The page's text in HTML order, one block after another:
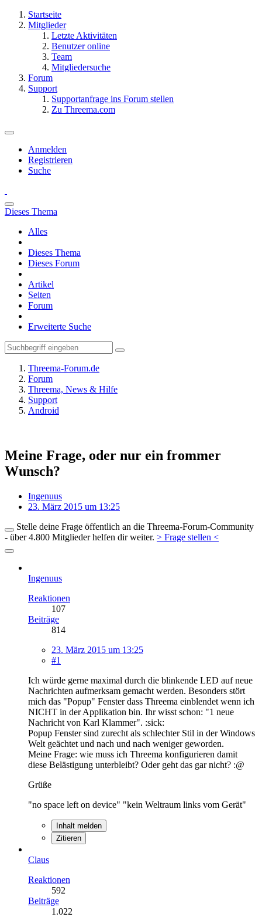
Startseite
Mitglieder
Letzte Aktivitäten
Benutzer online
Team
Mitgliedersuche
Forum
Support
Supportanfrage ins Forum stellen
Zu Threema.com
Anmelden
Registrieren
Suche
Dieses Thema
Alles
Dieses Thema
Dieses Forum
Artikel
Seiten
Forum
Erweiterte Suche
Threema-Forum.de
Forum
Threema, News & Hilfe
Support
Android
Meine Frage, oder nur ein frommer
Wunsch?
Ingenuus
23. März 2015 um 13:25
Stelle deine Frage öffentlich an die Threema-Forum-Community
- über 4.800 Mitglieder helfen dir weiter. > Frage stellen <
Ingenuus
Reaktionen
107
Beiträge
814
23. März 2015 um 13:25
#1
Ich würde gerne maximal durch die blinkende LED auf neue
Nachrichten aufmerksam gemacht werden. Besonders stört
mich das "Popup" Fenster dass Threema einblendet wenn ich
NICHT in der Applikation bin. Ihr wisst schon: "1 neue
Nachricht von Karl Klammer". :sick:
Popup Fenster sind zurecht als schlechter Stil in der Windows
Welt geächtet und nach und nach weniger geworden.
Meine Frage: wie muss ich Threema konfigurieren damit
diese Belästigung unterbleibt? Oder geht das gar nicht? :@
Grüße
"no space left on device" "kein Weltraum links vom Gerät"
Inhalt melden
Zitieren
Claus
Reaktionen
592
Beiträge
1.022